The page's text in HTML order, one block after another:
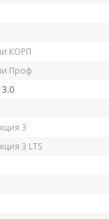
КОРП
Проф
3
3 LTS